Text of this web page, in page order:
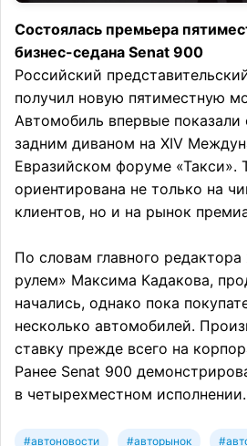
Состоялась премьера
бизнес-седана Senat 900
Российский
получил новую пятиместную
Автомобиль впервые
задним диваном на XIV
Евразийском форуме «Такси».
ориентирована не только на
клиентов, но и на рынок
По словам главного
рулем» Максима Кадакова,
начались, однако пока
несколько автомобилей.
ставку прежде всего на
Ранее Senat 900
в четырехместном исполнении.
#автоновости #авторынок